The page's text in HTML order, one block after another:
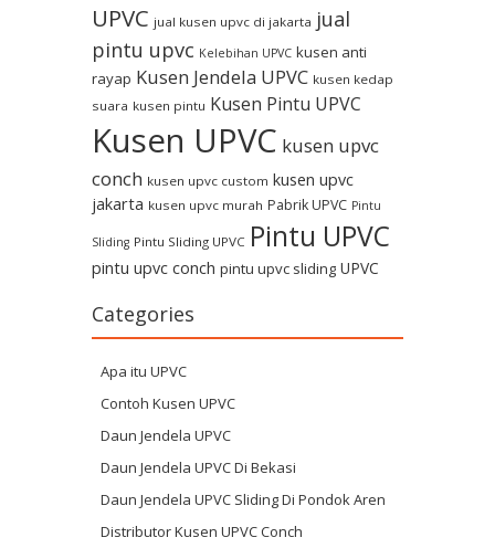
UPVC jual kusen upvc di jakarta jual
pintu upvc Kelebihan UPVC kusen anti
rayap Kusen Jendela UPVC kusen kedap
suara kusen pintu Kusen Pintu UPVC
Kusen UPVC kusen upvc
conch kusen upvc custom kusen upvc
jakarta kusen upvc murah Pabrik UPVC Pintu
Sliding Pintu Sliding UPVC Pintu UPVC
pintu upvc conch pintu upvc sliding UPVC
Categories
Apa itu UPVC
Contoh Kusen UPVC
Daun Jendela UPVC
Daun Jendela UPVC Di Bekasi
Daun Jendela UPVC Sliding Di Pondok Aren
Distributor Kusen UPVC Conch